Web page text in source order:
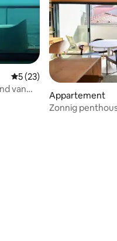
Gemiddelde beoordeling
5 (23)
van
Appartement
Zonnig